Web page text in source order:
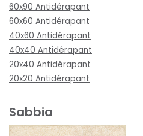
60x90 Antidérapant
60x60 Antidérapant
40x60 Antidérapant
40x40 Antidérapant
20x40 Antidérapant
20x20 Antidérapant
Sabbia